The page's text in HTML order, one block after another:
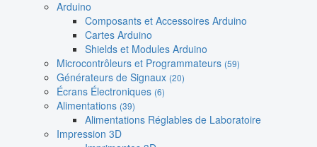
Arduino
Composants et Accessoires Arduino
Cartes Arduino
Shields et Modules Arduino
Microcontrôleurs et Programmateurs (59)
Générateurs de Signaux (20)
Écrans Électroniques (6)
Alimentations (39)
Alimentations Réglables de Laboratoire
Impression 3D